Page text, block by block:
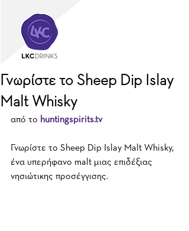
Γνωρίστε το Sheep Dip Islay
Malt Whisky
από το huntingspirits.tv
Γνωρίστε το Sheep Dip Islay Malt Whisky,
ένα υπερήφανο malt μιας επιδέξιας
νησιώτικης προσέγγισης.